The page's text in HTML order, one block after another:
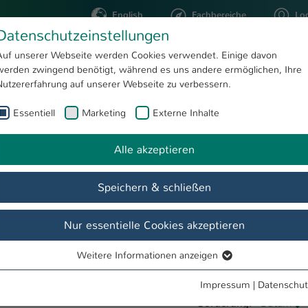
English Fachbereiche
STUDIUM FORSCHUNG
Sortierung: Datum
unserer Webseite werden Cookies verwendet. Einige davon
zwingend benötigt, während es uns andere ermöglichen, Ihre
auf unserer Webseite zu verbessern.
Essentiell Marketing Externe Inhalte
Alle akzeptieren
Speichern & schließen
Nur essentielle Cookies akzeptieren
Essentielle Cookies werden für grundlegende Funktionen der
Weitere Informationen anzeigen
Impressum |